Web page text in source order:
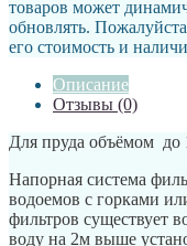
товаров может
обновлять.
его стоимость и
Описание
Отзывы (0)
Для пруда объёмом до
Напорная система
водоемов с горками
фильтров существует
воду на 2м выше